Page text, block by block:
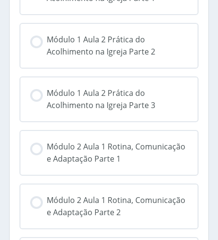
Módulo 1 Aula 2 Prática do
Acolhimento na Igreja Parte 2
Módulo 1 Aula 2 Prática do
Acolhimento na Igreja Parte 3
Módulo 2 Aula 1 Rotina, Comunicação
e Adaptação Parte 1
Módulo 2 Aula 1 Rotina, Comunicação
e Adaptação Parte 2